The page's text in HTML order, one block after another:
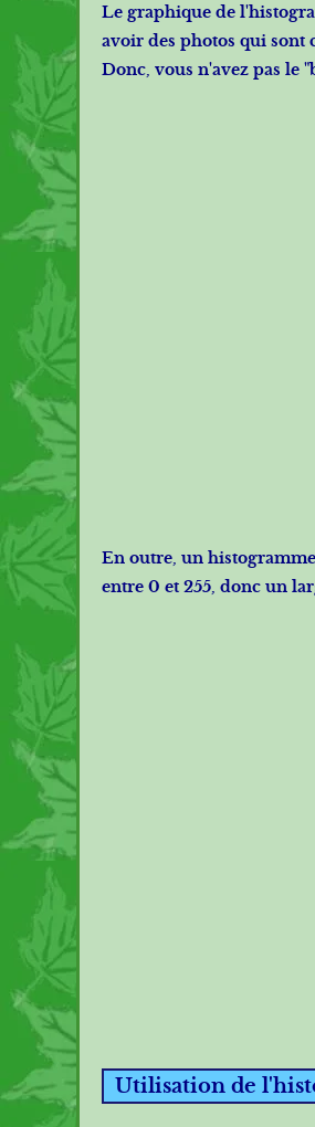
Le graphique de
avoir des photos qui sont
Donc, vous n'avez pas le
En outre, un
entre 0 et 255, donc un
Utilisation de